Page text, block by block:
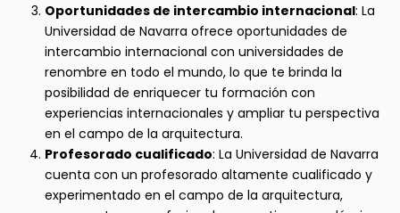
Oportunidades de intercambio internacional: La
Universidad de Navarra ofrece oportunidades de
intercambio internacional con universidades de
renombre en todo el mundo, lo que te brinda la
posibilidad de enriquecer tu formación con
experiencias internacionales y ampliar tu perspectiva
en el campo de la arquitectura.
Profesorado cualificado: La Universidad de Navarra
cuenta con un profesorado altamente cualificado y
experimentado en el campo de la arquitectura,